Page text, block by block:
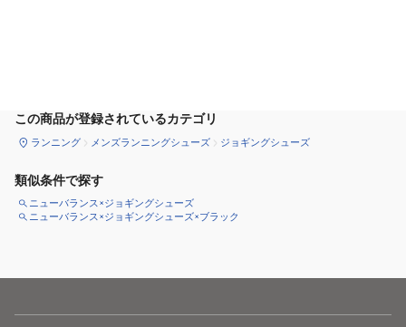
この商品が登録されているカテゴリ
ランニング メンズランニングシューズ ジョギングシューズ
類似条件で探す
ニューバランス×ジョギングシューズ
ニューバランス×ジョギングシューズ×ブラック